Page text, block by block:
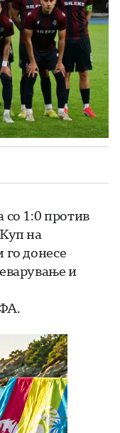
со 1:0 против
на
донесе
и